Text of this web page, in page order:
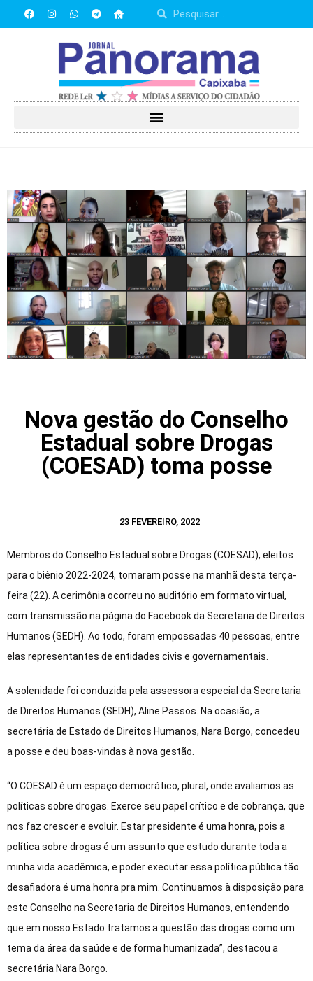
Nova gestão do Conselho
Estadual sobre Drogas
(COESAD) toma posse
23 FEVEREIRO, 2022
Membros do Conselho Estadual sobre Drogas (COESAD), eleitos
para o biênio 2022-2024, tomaram posse na manhã desta terça-
feira (22). A cerimônia ocorreu no auditório em formato virtual,
com transmissão na página do Facebook da Secretaria de Direitos
Humanos (SEDH). Ao todo, foram empossadas 40 pessoas, entre
elas representantes de entidades civis e governamentais.
A solenidade foi conduzida pela assessora especial da Secretaria
de Direitos Humanos (SEDH), Aline Passos. Na ocasião, a
secretária de Estado de Direitos Humanos, Nara Borgo, concedeu
a posse e deu boas-vindas à nova gestão.
“O COESAD é um espaço democrático, plural, onde avaliamos as
políticas sobre drogas. Exerce seu papel crítico e de cobrança, que
nos faz crescer e evoluir. Estar presidente é uma honra, pois a
política sobre drogas é um assunto que estudo durante toda a
minha vida acadêmica, e poder executar essa política pública tão
desafiadora é uma honra pra mim. Continuamos à disposição para
este Conselho na Secretaria de Direitos Humanos, entendendo
que em nosso Estado tratamos a questão das drogas como um
tema da área da saúde e de forma humanizada”, destacou a
secretária Nara Borgo.